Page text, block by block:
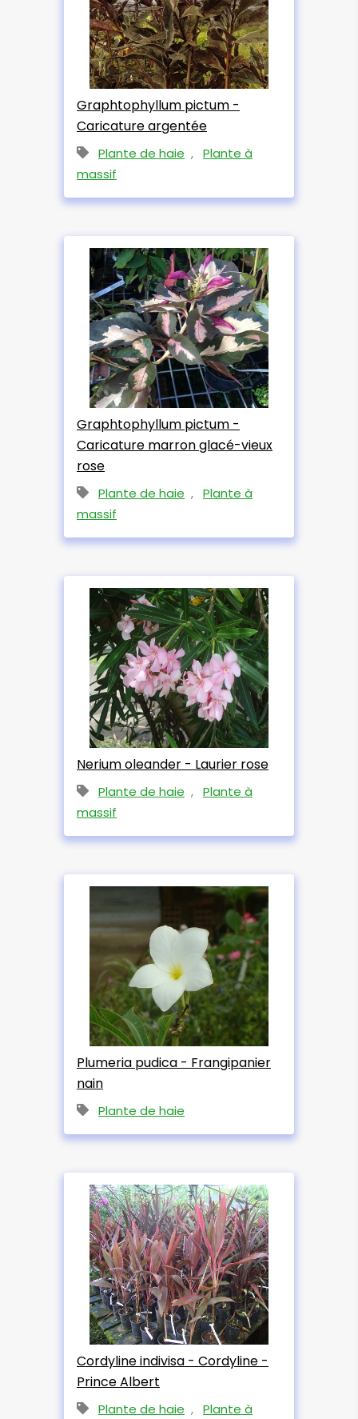
Graphtophyllum pictum -
Caricature argentée
Plante de haie , Plante à
massif
Graphtophyllum pictum -
Caricature marron glacé-vieux
rose
Plante de haie , Plante à
massif
Nerium oleander - Laurier rose
Plante de haie , Plante à
massif
Plumeria pudica - Frangipanier
nain
Plante de haie
Cordyline indivisa - Cordyline -
Prince Albert
Plante de haie , Plante à